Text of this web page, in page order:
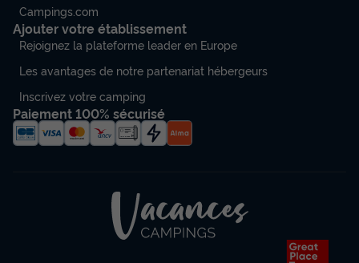
Campings.com
Ajouter votre établissement
Rejoignez la plateforme leader en Europe
Les avantages de notre partenariat hébergeurs
Inscrivez votre camping
Paiement 100% sécurisé